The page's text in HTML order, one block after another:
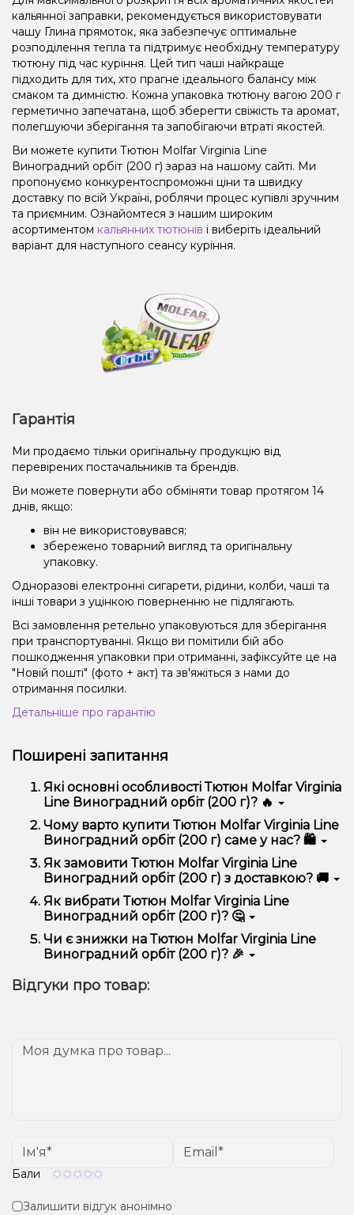
кальянної заправки, рекомендується використовувати
чашу Глина прямоток, яка забезпечує оптимальне
розподілення тепла та підтримує необхідну температуру
тютюну під час куріння. Цей тип чаші найкраще
підходить для тих, хто прагне ідеального балансу між
смаком та димністю. Кожна упаковка тютюну вагою 200 г
герметично запечатана, щоб зберегти свіжість та аромат,
полегшуючи зберігання та запобігаючи втраті якостей.
Ви можете купити Тютюн Molfar Virginia Line
Виноградний орбіт (200 г) зараз на нашому сайті. Ми
пропонуємо конкурентоспроможні ціни та швидку
доставку по всій Україні, роблячи процес купівлі зручним
та приємним. Ознайомтеся з нашим широким
асортиментом кальянних тютюнів і виберіть ідеальний
варіант для наступного сеансу куріння.
Гарантія
Ми продаємо тільки оригінальну продукцію від
перевірених постачальників та брендів.
Ви можете повернути або обміняти товар протягом 14
днів, якщо:
він не використовувався;
збережено товарний вигляд та оригінальну
упаковку.
Одноразові електронні сигарети, рідини, колби, чаші та
інші товари з уцінкою поверненню не підлягають.
Всі замовлення ретельно упаковуються для зберігання
при транспортуванні. Якщо ви помітили бій або
пошкодження упаковки при отриманні, зафіксуйте це на
"Новій пошті" (фото + акт) та зв'яжіться з нами до
отримання посилки.
Детальніше про гарантію
Поширені запитання
Які основні особливості Тютюн Molfar Virginia
Line Виноградний орбіт (200 г)? 🔥
Тютюн Molfar Virginia Line Виноградний орбіт (200
г) відрізняється високою якістю, зручністю
використання та надійністю.
Чому варто купити Тютюн Molfar Virginia Line
Виноградний орбіт (200 г) саме у нас? 🛍️
Ми пропонуємо тільки оригінальну продукцію,
широкий асортимент, вигідні ціни та швидку
доставку. Крім того, у нас регулярні акції та знижки
для клієнтів!
Як замовити Тютюн Molfar Virginia Line
Виноградний орбіт (200 г) з доставкою? 🚚
Оформити замовлення можна в кілька кліків:
Додайте Тютюн Molfar Virginia Line
Виноградний орбіт (200 г) до кошика.
Перейдіть до оформлення замовлення.
Підтвердіть замовлення – ми швидко
надішлемо його вам!
Як вибрати Тютюн Molfar Virginia Line
Виноградний орбіт (200 г)? 🤔
Вибір залежить від ваших уподобань – наприклад,
якщо це кальян, враховуйте розмір, матеріал та тип
чаші, якщо вейп – потужність та смак. Наші
варіант.
Чи є знижки на Тютюн Molfar Virginia Line
Виноградний орбіт (200 г)? 🎉
спеціальні пропозиції. Слідкуйте за оновленнями на
Відгуки про товар:
Бали
Залишити відгук анонімно